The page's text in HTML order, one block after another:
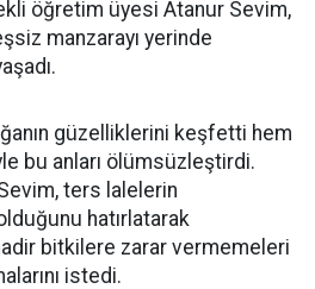
öğretim üyesi Atanur Sevim,
manzarayı yerinde
güzelliklerini keşfetti hem
bu anları ölümsüzleştirdi.
ters lalelerin
hatırlatarak
bitkilere zarar vermemeleri
istedi.